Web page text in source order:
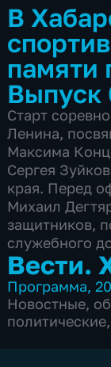
В
памяти
Выпуск
Старт
Ленина,
Максима
Сергея
края. Перед
Михаил
защитников,
служебного
Вести.
Программа,
Новостные,
политические,